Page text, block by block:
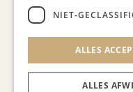
NIET-
ALLES
ALLES